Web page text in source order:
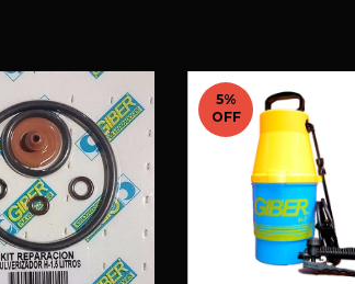
5%
OFF